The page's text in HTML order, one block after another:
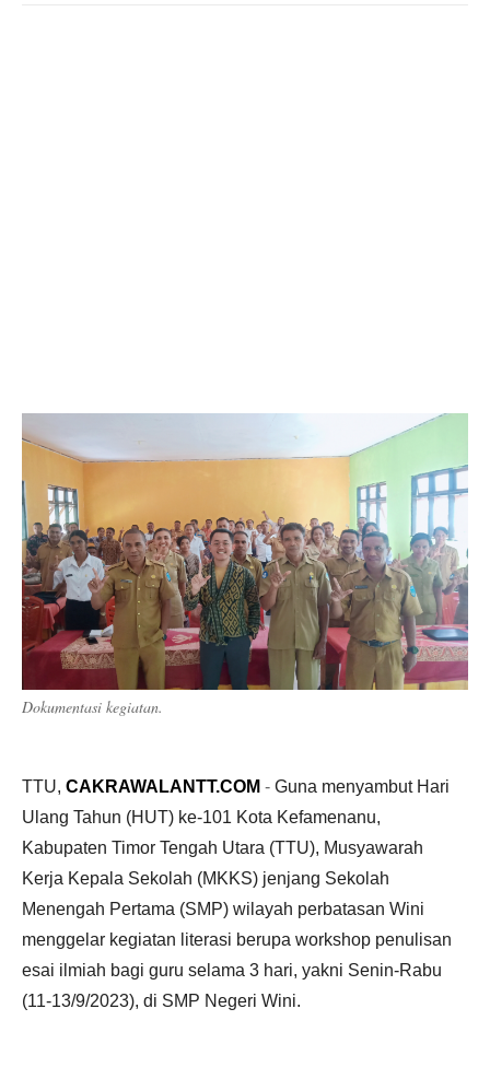
Dokumentasi kegiatan.
TTU, CAKRAWALANTT.COM - Guna menyambut Hari
Ulang Tahun (HUT) ke-101 Kota Kefamenanu,
Kabupaten Timor Tengah Utara (TTU), Musyawarah
Kerja Kepala Sekolah (MKKS) jenjang Sekolah
Menengah Pertama (SMP) wilayah perbatasan Wini
menggelar kegiatan literasi berupa workshop penulisan
esai ilmiah bagi guru selama 3 hari, yakni Senin-Rabu
(11-13/9/2023), di SMP Negeri Wini.